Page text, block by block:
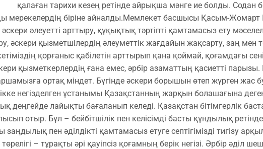
қалаған тарихи кезең ретінде айрықша мәнге ие болды. Содан
мерекелердің біріне айналды. ​Мемлекет басшысы Қасым-
әлеуетті арттыру, құқықтық тәртіпті қамтамасыз ету
әскери қызметшілердің әлеуметтік жағдайын жақсарту, заң мен
қорғаныс қабілетін арттырып қана қоймай, қоғамдағы
қызметкерлердің ғана емес, әрбір азаматтың қасиетті
ортақ міндет. Бүгінде әскери борышын өтеп жүрген жас
негізделген ұстанымы Қазақстанның жарқын болашағына деген
деңгейде лайықты бағаланып келеді. Қазақстан бітімгерлік
отыр. Бұл – бейбітшілік пен келісімді басты құндылық
пен әділдікті қамтамасыз етуге септігімізді тигізу
– тұрақты әрі қауіпсіз қоғамның берік негізі. Әрбір әділ